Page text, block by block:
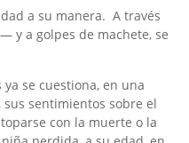
a su manera. A través
y a golpes de machete, se
se cuestiona, en una
sentimientos sobre el
con la muerte o la